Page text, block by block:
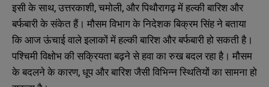
इसी के साथ, उत्तरकाशी, चमोली, और पिथौरागढ़ में हल्की बारिश और
बर्फबारी के संकेत हैं। मौसम विभाग के निदेशक बिक्रम सिंह ने बताया
कि आज ऊंचाई वाले इलाकों में हल्की बारिश और बर्फबारी हो सकती है।
पश्चिमी विक्षोभ की सक्रियता बढ़ने से हवा का रुख बदल रहा है। मौसम
के बदलने के कारण, धूप और बारिश जैसी विभिन्न स्थितियों का सामना हो